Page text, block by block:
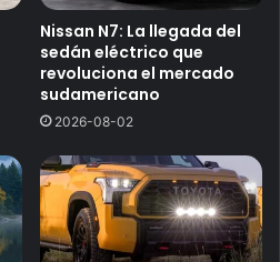
Nissan N7: La llegada del
sedán eléctrico que
revoluciona el mercado
sudamericano
2026-08-02